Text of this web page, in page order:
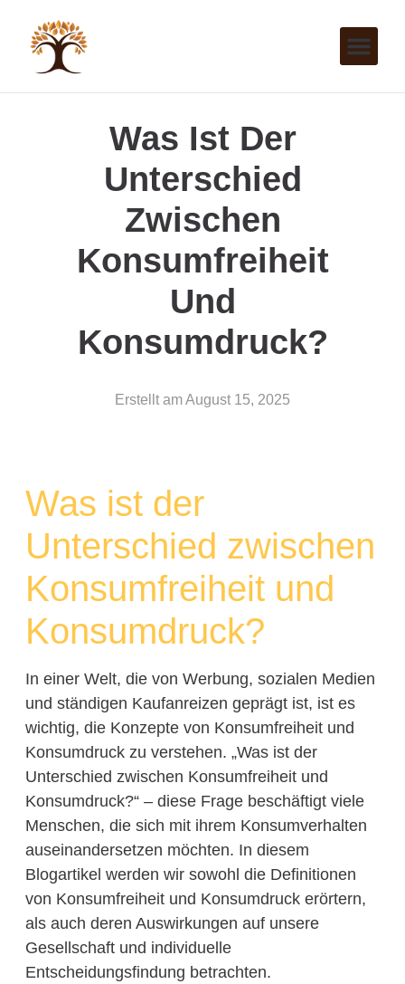
Was Ist Der
Unterschied
Zwischen
Konsumfreiheit
Und
Konsumdruck?
Erstellt amAugust 15, 2025
Was ist der
Unterschied zwischen
Konsumfreiheit und
Konsumdruck?
In einer Welt, die von Werbung, sozialen Medien
und ständigen Kaufanreizen geprägt ist, ist es
wichtig, die Konzepte von Konsumfreiheit und
Konsumdruck zu verstehen. „Was ist der
Unterschied zwischen Konsumfreiheit und
Konsumdruck?“ – diese Frage beschäftigt viele
Menschen, die sich mit ihrem Konsumverhalten
auseinandersetzen möchten. In diesem
Blogartikel werden wir sowohl die Definitionen
von Konsumfreiheit und Konsumdruck erörtern,
als auch deren Auswirkungen auf unsere
Gesellschaft und individuelle
Entscheidungsfindung betrachten.